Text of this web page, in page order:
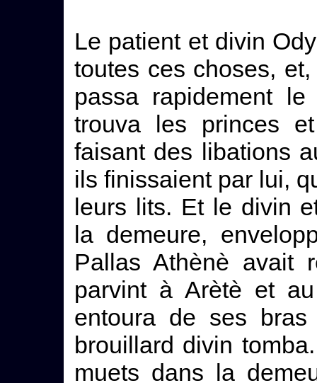
Le patient et divin
toutes ces choses,
passa rapidement
trouva les princes
faisant des libations
ils finissaient par lui,
leurs lits. Et le divin
la demeure,
Pallas Athènè avait
parvint à Arètè et
entoura de ses
brouillard divin
muets dans la